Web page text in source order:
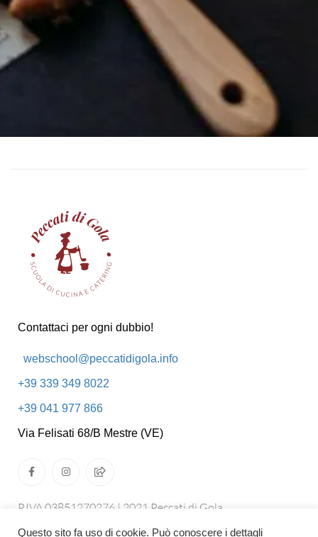
Contattaci per ogni dubbio!
webschool@peccatidigola.info
+39 339 349 8022
+39 041 977 866
Via Felisati 68/B Mestre (VE)
P.IVA 03851270276 | 2021 Peccati di Gola.
Questo sito fa uso di cookie. Può conoscere i dettagli